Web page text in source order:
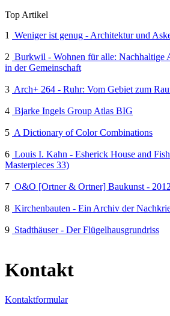
Top Artikel
1
Weniger ist genug - Architektur und
2 Burkwil - Wohnen für alle: Nachhaltige
in der Gemeinschaft
3 Arch+ 264 - Ruhr: Vom Gebiet zum
4 Bjarke Ingels Group Atlas BIG
5 A Dictionary of Color Combinations
6 Louis I. Kahn - Esherick House and
Masterpieces 33)
7 O&O [Ortner & Ortner] Baukunst -
8 Kirchenbauten - Ein Archiv der
9 Stadthäuser - Der Flügelhausgrundriss
Kontakt
Kontaktformular